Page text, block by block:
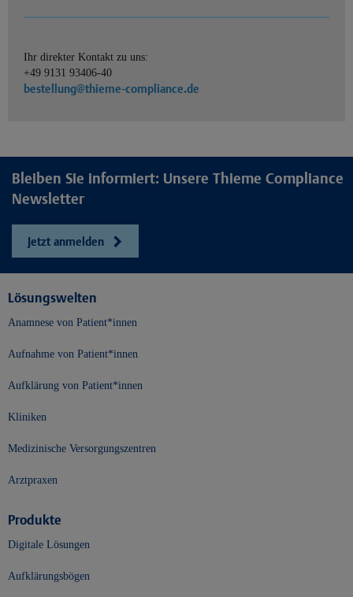
Ihr direkter Kontakt zu uns:
+49 9131 93406-40
bestellung@thieme-compliance.de
Bleiben Sie informiert: Unsere Thieme Compliance
Newsletter
Jetzt anmelden
Lösungswelten
Anamnese von Patient*innen
Aufnahme von Patient*innen
Aufklärung von Patient*innen
Kliniken
Medizinische Versorgungszentren
Arztpraxen
Produkte
Digitale Lösungen
Aufklärungsbögen